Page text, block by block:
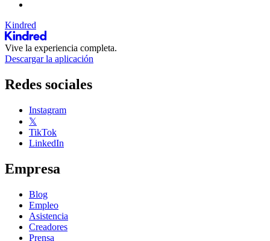
Kindred
Vive la experiencia completa.
Descargar la aplicación
Redes sociales
Instagram
𝕏
TikTok
LinkedIn
Empresa
Blog
Empleo
Asistencia
Creadores
Prensa